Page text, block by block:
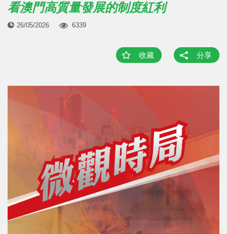
看澳門高質量發展的制度紅利
26/05/2026 6339
收藏 分享